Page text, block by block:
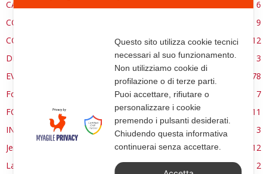
CARE ECCLESSIA
6
CONSERVAZIONE
9
CONTROCANTO
12
DE RE AEDIFICATORIA
3
EVENTI
78
Forma, spazio e ordine
7
FORMAZIONE
11
INTERVIEW
3
Jerusalem
12
La Materia e l'Immagine
2
Questo sito utilizza cookie tecnici
necessari al suo funzionamento.
Non utilizziamo cookie di
profilazione o di terze parti.
Puoi accettare, rifiutare o
personalizzare i cookie
premendo i pulsanti desiderati.
Chiudendo questa informativa
continuerai senza accettare.